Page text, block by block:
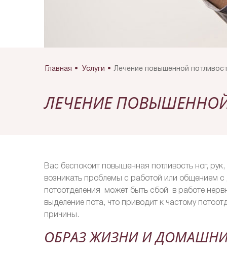
Главная Услуги Лечение повышенной
ЛЕЧЕНИЕ
Вас беспокоит повышенная потливость ног,
возникать проблемы с работой или общением
потоотделения может быть сбой в работе
выделение пота, что приводит к частому
причины.
ОБРАЗ ЖИЗНИ И